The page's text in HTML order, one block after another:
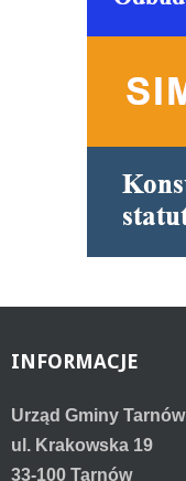
INFORMACJE
Urząd Gminy Tarnów
ul. Krakowska 19
33-100 Tarnów